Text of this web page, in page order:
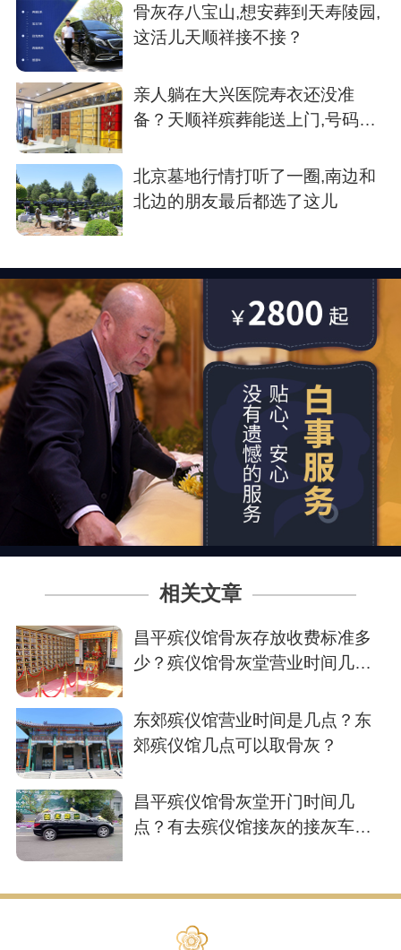
骨灰存八宝山,想安葬到天寿陵园,
这活儿天顺祥接不接？
亲人躺在大兴医院寿衣还没准
备？天顺祥殡葬能送上门,号码我
北京墓地行情打听了一圈,南边和
北边的朋友最后都选了这儿
相关文章
昌平殡仪馆骨灰存放收费标准多
少？殡仪馆骨灰堂营业时间几
东郊殡仪馆营业时间是几点？东
郊殡仪馆几点可以取骨灰？
昌平殡仪馆骨灰堂开门时间几
点？有去殡仪馆接灰的接灰车电